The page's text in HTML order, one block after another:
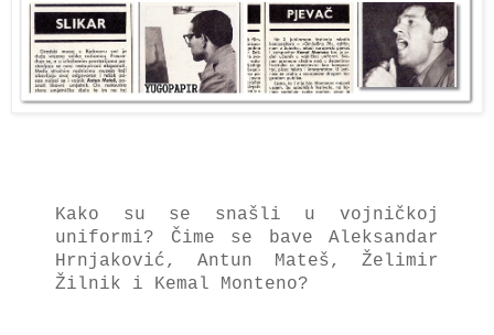
Kako su se snašli u vojničkoj
uniformi? Čime se bave Aleksandar
Hrnjaković, Antun Mateš, Želimir
Žilnik i Kemal Monteno?